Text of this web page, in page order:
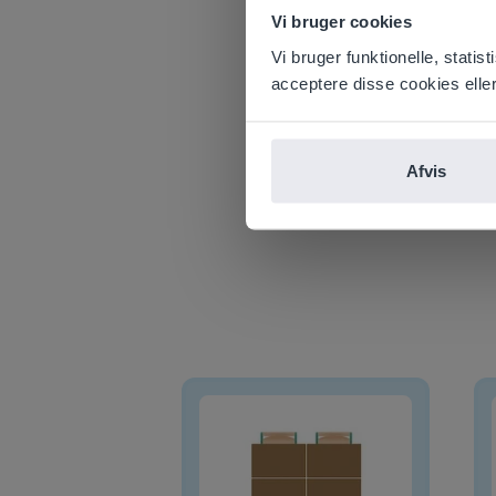
Vi bruger cookies
Vi bruger funktionelle,
acceptere disse cookies
Afvis